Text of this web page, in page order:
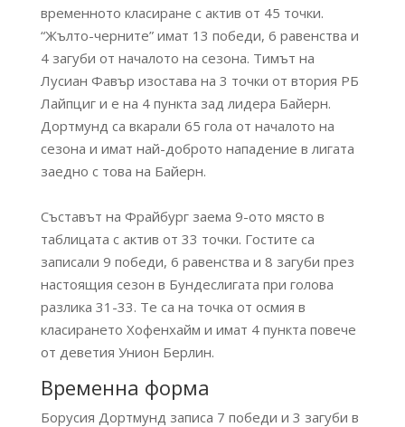
временното класиране с актив от 45 точки.
“Жълто-черните” имат 13 победи, 6 равенства и
4 загуби от началото на сезона. Тимът на
Лусиан Фавър изостава на 3 точки от втория РБ
Лайпциг и е на 4 пункта зад лидера Байерн.
Дортмунд са вкарали 65 гола от началото на
сезона и имат най-доброто нападение в лигата
заедно с това на Байерн.
Съставът на Фрайбург заема 9-ото място в
таблицата с актив от 33 точки. Гостите са
записали 9 победи, 6 равенства и 8 загуби през
настоящия сезон в Бундеслигата при голова
разлика 31-33. Те са на точка от осмия в
класирането Хофенхайм и имат 4 пункта повече
от деветия Унион Берлин.
Временна форма
Борусия Дортмунд записа 7 победи и 3 загуби в